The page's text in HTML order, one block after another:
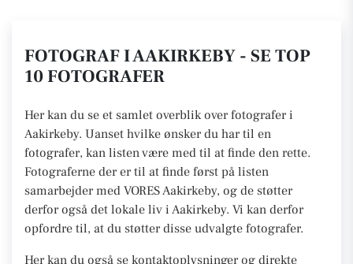
FOTOGRAF I AAKIRKEBY - SE TOP
10 FOTOGRAFER
Her kan du se et samlet overblik over fotografer i
Aakirkeby. Uanset hvilke ønsker du har til en
fotografer, kan listen være med til at finde den rette.
Fotograferne der er til at finde først på listen
samarbejder med VORES Aakirkeby, og de støtter
derfor også det lokale liv i Aakirkeby. Vi kan derfor
opfordre til, at du støtter disse udvalgte fotografer.
Her kan du også se kontaktoplysninger og direkte